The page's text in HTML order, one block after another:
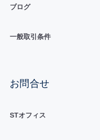
ブログ
一般取引条件
お問合せ
STオフィス